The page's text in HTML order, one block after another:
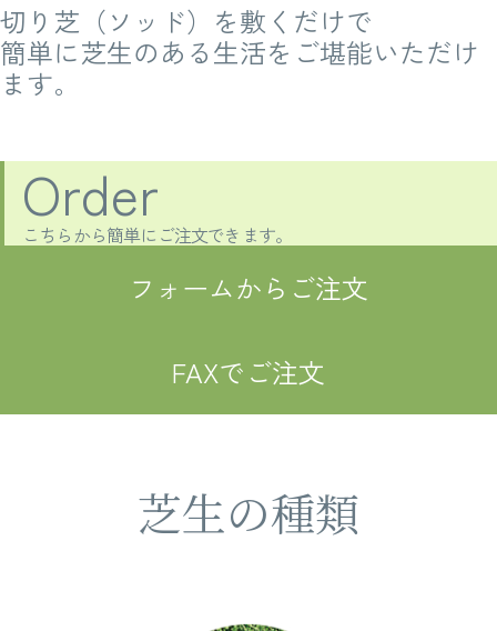
切り芝（ソッド）を敷くだけで
簡単に芝生のある生活をご堪能いただけ
ます。
こちらから簡単にご注文できます。
Order
フォームからご注文
FAXでご注文
芝生の種類